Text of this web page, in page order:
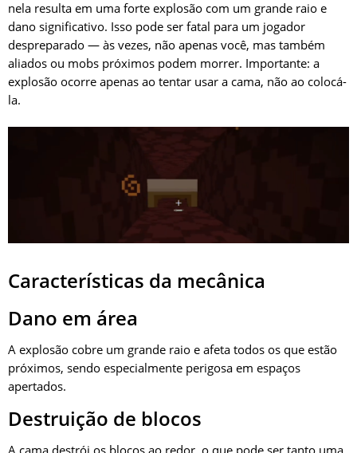
nela resulta em uma forte explosão com um grande raio e
dano significativo. Isso pode ser fatal para um jogador
despreparado — às vezes, não apenas você, mas também
aliados ou mobs próximos podem morrer. Importante: a
explosão ocorre apenas ao tentar usar a cama, não ao colocá-
la.
Características da mecânica
Dano em área
A explosão cobre um grande raio e afeta todos os que estão
próximos, sendo especialmente perigosa em espaços
apertados.
Destruição de blocos
A cama destrói os blocos ao redor, o que pode ser tanto uma